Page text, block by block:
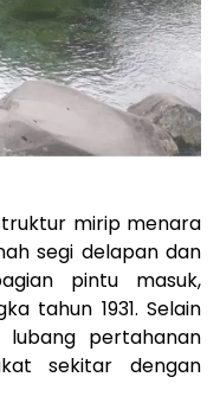
mirip menara
segi delapan dan
pintu masuk,
tahun 1931. Selain
pertahanan
sekitar dengan